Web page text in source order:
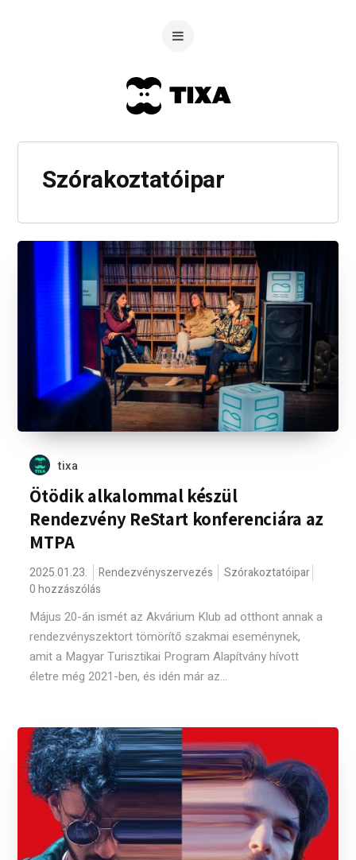
Szórakoztatóipar
tixa
Ötödik alkalommal készül
Rendezvény ReStart konferenciára az
MTPA
2025.01.23. Rendezvényszervezés
Szórakoztatóipar
0 hozzászólás
Május 20-án ismét az Akvárium Klub ad otthont annak a
rendezvényszektort tömörítő szakmai eseménynek,
amit a Magyar Turisztikai Program Alapítvány hívott
életre még 2021-ben, és idén már az...